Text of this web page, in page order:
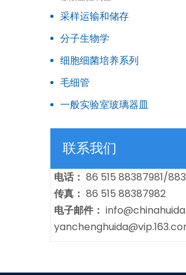
采样运输和储存
分子生物学
细胞细菌培养系列
毛细管
一般实验室玻璃器皿
联系我们
电话： 86 515 88387981/
传真： 86 515 88387982
电子邮件：